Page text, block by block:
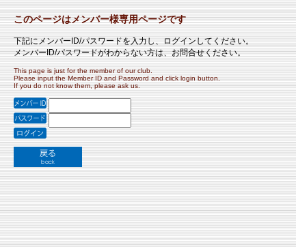
このページはメンバー様専用ページです
下記にメンバーID/パスワードを入力し、ログインしてください。
メンバーID/パスワードがわからない方は、お問合せください。
This page is just for the member of our club.
Please input the Member ID and Password and click login button.
If you do not know them, please ask us.